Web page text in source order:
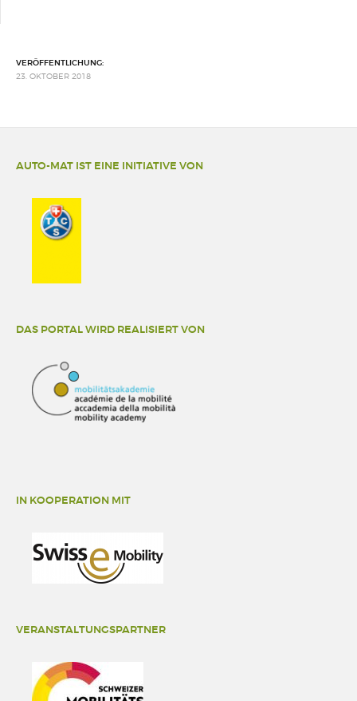
VERÖFFENTLICHUNG:
23. OKTOBER 2018
AUTO-MAT IST EINE INITIATIVE VON
DAS PORTAL WIRD REALISIERT VON
IN KOOPERATION MIT
VERANSTALTUNGSPARTNER